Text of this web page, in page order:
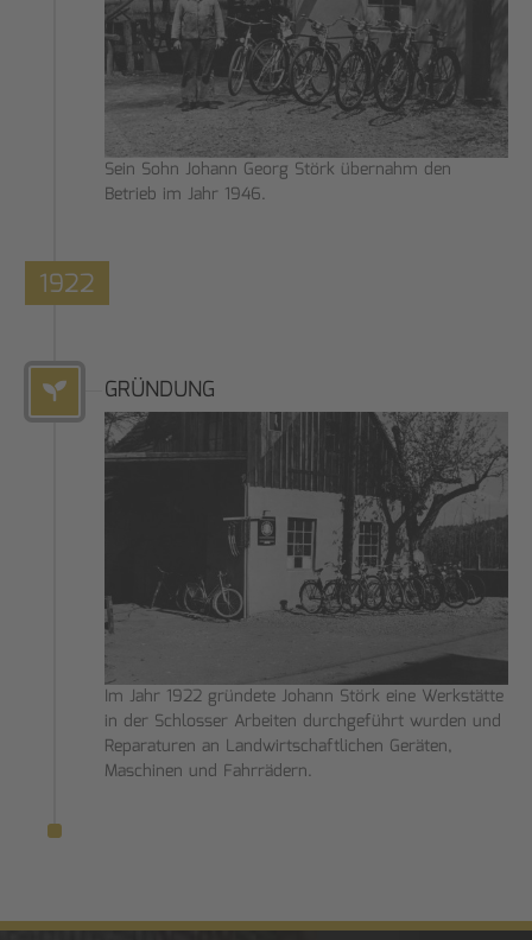
Sein Sohn Johann Georg Störk übernahm den
Betrieb im Jahr 1946.
1922
GRÜNDUNG
Im Jahr 1922 gründete Johann Störk eine Werkstätte
in der Schlosser Arbeiten durchgeführt wurden und
Reparaturen an Landwirtschaftlichen Geräten,
Maschinen und Fahrrädern.